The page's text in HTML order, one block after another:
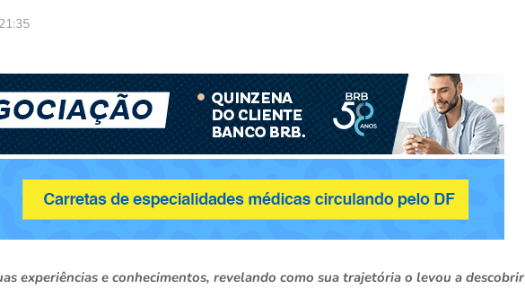
21:35
experiências e conhecimentos, revelando como sua trajetória o levou a descobrir